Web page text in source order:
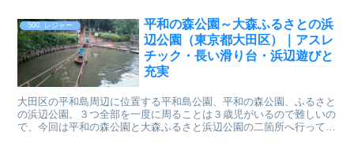
500. レジャー
平和の森公園～大森ふるさとの浜
辺公園（東京都大田区）｜アスレ
チック・長い滑り台・浜辺遊びと
充実
大田区の平和島周辺に位置する平和島公園、平和の森公園、ふるさと
の浜辺公園。３つ全部を一度に周ることは３歳児がいるので難しいの
で、今回は平和の森公園と大森ふるさと浜辺公園の二箇所へ行ってき